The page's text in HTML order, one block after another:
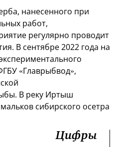
нанесенного при
работ,
регулярно проводит
В сентябре 2022 года на
«Главрыбвод»,
В реку Иртыш
сибирского осетра
Цифры